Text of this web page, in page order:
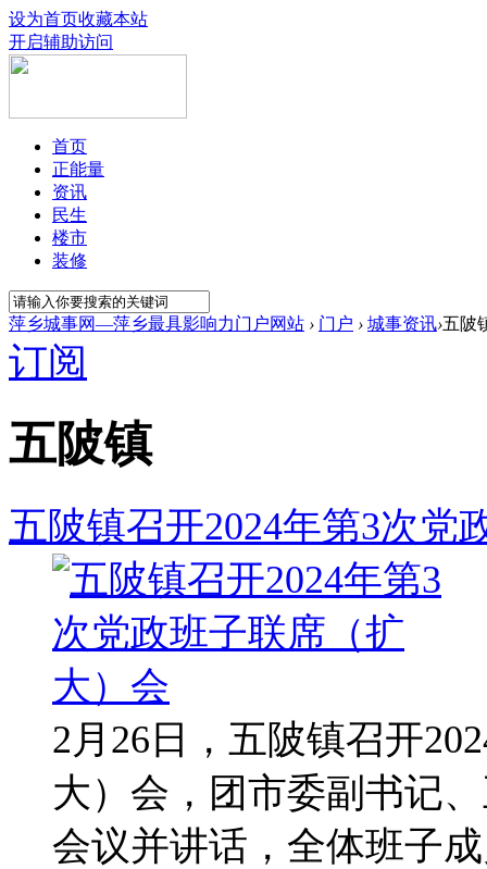
设为首页收藏本站
开启辅助访问
首页
正能量
资讯
民生
楼市
装修
萍乡城事网—萍乡最具影响力门户网站 › 门户 › 城事资讯›五陂
订阅
五陂镇
五陂镇召开2024年第3次党
2月26日，五陂镇召开
大）会，团市委副书记
会议并讲话，全体班子